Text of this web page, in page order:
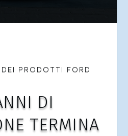
PRODOTTI FORD
DI
TERMINA